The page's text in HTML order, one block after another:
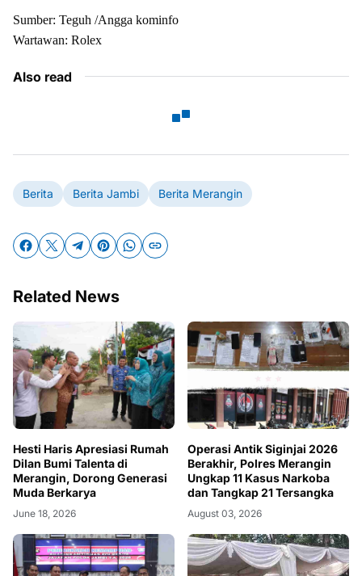
Sumber: Teguh /Angga kominfo
Wartawan: Rolex
Also read
Berita Berita Jambi Berita Merangin
Related News
Hesti Haris Apresiasi Rumah
Dilan Bumi Talenta di
Merangin, Dorong Generasi
Muda Berkarya
June 18, 2026
Operasi Antik Siginjai 2026
Berakhir, Polres Merangin
Ungkap 11 Kasus Narkoba
dan Tangkap 21 Tersangka
August 03, 2026